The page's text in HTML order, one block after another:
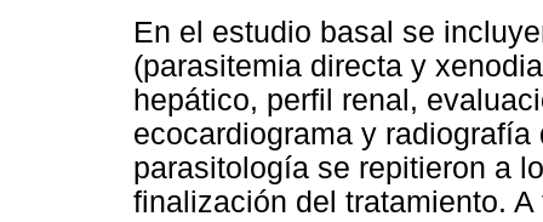
En el estudio basal se
(parasitemia directa y
hepático, perfil renal,
ecocardiograma y
parasitología se repitieron a
finalización del tratamiento.